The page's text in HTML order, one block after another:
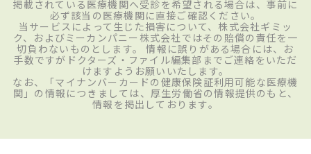
掲載されている医療機関へ受診を希望される場合は、事前に
必ず該当の医療機関に直接ご確認ください。
当サービスによって生じた損害について、株式会社ギミッ
ク、およびミーカンパニー株式会社ではその賠償の責任を一
切負わないものとします。 情報に誤りがある場合には、お
手数ですがドクターズ・ファイル編集部までご連絡をいただ
けますようお願いいたします。
なお、「マイナンバーカードの健康保険証利用可能な医療機
関」の情報につきましては、厚生労働省の情報提供のもと、
情報を掲出しております。